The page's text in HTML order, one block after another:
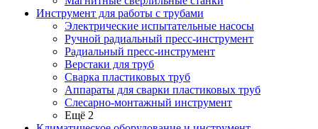
Инструмент для работы с трубами
Электрические испытательные насосы
Ручной радиальный пресс-инструмент
Радиальный пресс-инструмент
Верстаки для труб
Сварка пластиковых труб
Аппараты для сварки пластиковых труб
Слесарно-монтажный инструмент
Ещё 2